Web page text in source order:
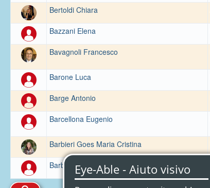
Bertoldi Chiara
Bazzani Elena
Bavagnoli Francesco
Barone Luca
Barge Antonio
Barcellona Eugenio
Barbieri Goes Maria Cristina
Barberio Massimo